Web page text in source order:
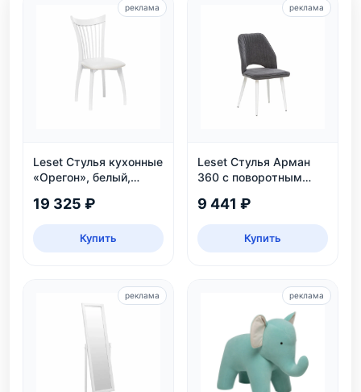
Leset Стулья кухонные
«Орегон», белый,
19 325 ₽
Купить
реклама
Leset Стулья Арман
360 с поворотным
9 441 ₽
Купить
реклама
реклама реклама